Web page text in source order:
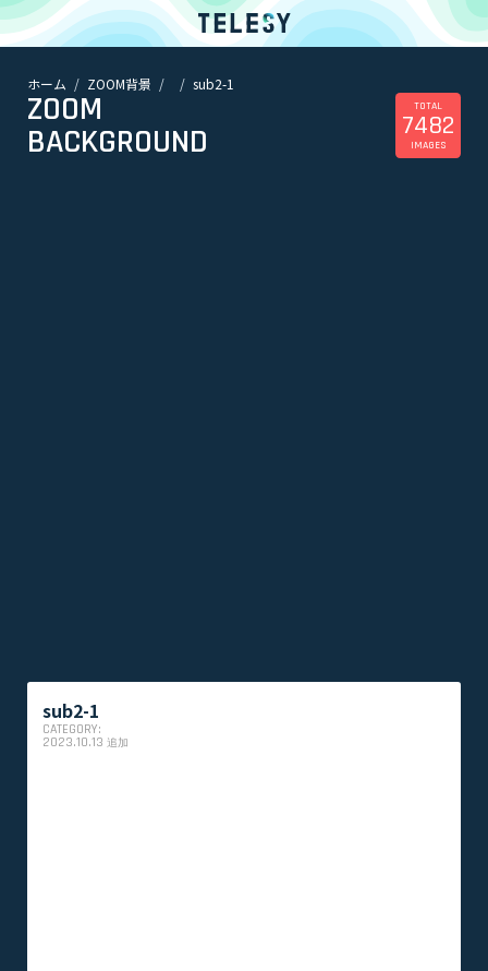
ホーム ZOOM背景 sub2-1
ZOOM
BACKGROUND
TOTAL
7482
IMAGES
sub2-1
CATEGORY:
2023.10.13 追加